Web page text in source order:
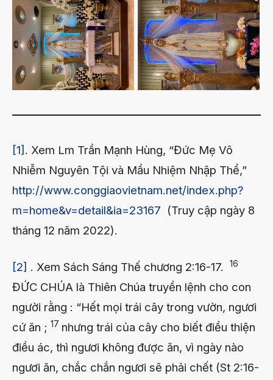
[1]. Xem Lm Trần Mạnh Hùng, “Đức Mẹ Vô
Nhiễm Nguyên Tội và Mầu Nhiệm Nhập Thể,”
http://www.conggiaovietnam.net/index.php?
m=home&v=detail&ia=23167 (Truy cập ngày 8
tháng 12 năm 2022).
[2] . Xem Sách Sáng Thế chương 2:16-17. 16
ĐỨC CHÚA là Thiên Chúa truyền lệnh cho con
người rằng : “Hết mọi trái cây trong vườn, ngươi
cứ ăn ; 17 nhưng trái của cây cho biết điều thiện
điều ác, thì ngươi không được ăn, vì ngày nào
ngươi ăn, chắc chắn ngươi sẽ phải chết (St 2:16-